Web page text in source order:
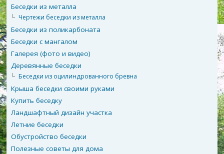
Беседки из металла
Чертежи беседки из металла
Беседки из поликарбоната
Беседки с мангалом
Галерея (фото и видео)
Деревянные беседки
Беседки из оцилиндрованного бревна
Крыша беседки своими руками
Купить беседку
Ландшафтный дизайн участка
Летние беседки
Обустройство беседки
Полезные советы для дома